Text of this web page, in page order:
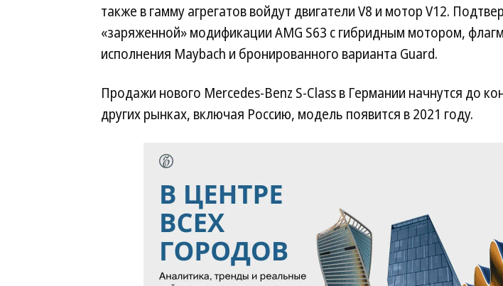
также в гамму агрегатов войдут двигатели V8 и мотор V12.
«заряженной» модификации AMG S63 с гибридным мотором,
исполнения Maybach и бронированного варианта Guard.
Продажи нового Mercedes-Benz S-Class в Германии начнутся до
других рынках, включая Россию, модель появится в 2021 году.